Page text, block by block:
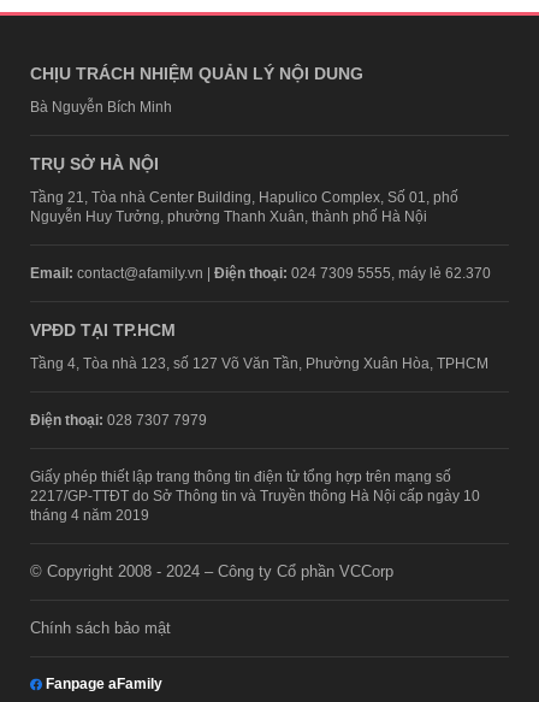
CHỊU TRÁCH NHIỆM QUẢN LÝ NỘI DUNG
Bà Nguyễn Bích Minh
TRỤ SỞ HÀ NỘI
Tầng 21, Tòa nhà Center Building, Hapulico Complex, Số 01, phố
Nguyễn Huy Tưởng, phường Thanh Xuân, thành phố Hà Nội
Email: contact@afamily.vn | Điện thoại: 024 7309 5555, máy lẻ 62.370
VPĐD TẠI TP.HCM
Tầng 4, Tòa nhà 123, số 127 Võ Văn Tần, Phường Xuân Hòa, TPHCM
Điện thoại: 028 7307 7979
Giấy phép thiết lập trang thông tin điện tử tổng hợp trên mạng số
2217/GP-TTĐT do Sở Thông tin và Truyền thông Hà Nội cấp ngày 10
tháng 4 năm 2019
© Copyright 2008 - 2024 – Công ty Cổ phần VCCorp
Chính sách bảo mật
Fanpage aFamily